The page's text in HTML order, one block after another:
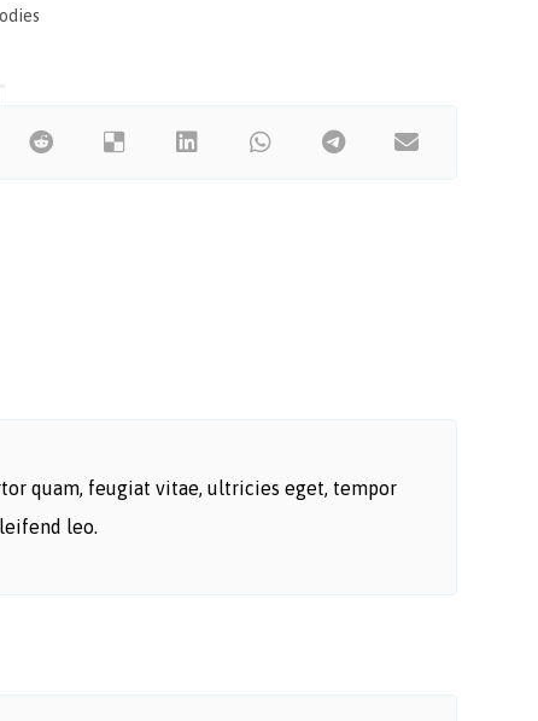
quam, feugiat vitae, ultricies eget, tempor
leo.